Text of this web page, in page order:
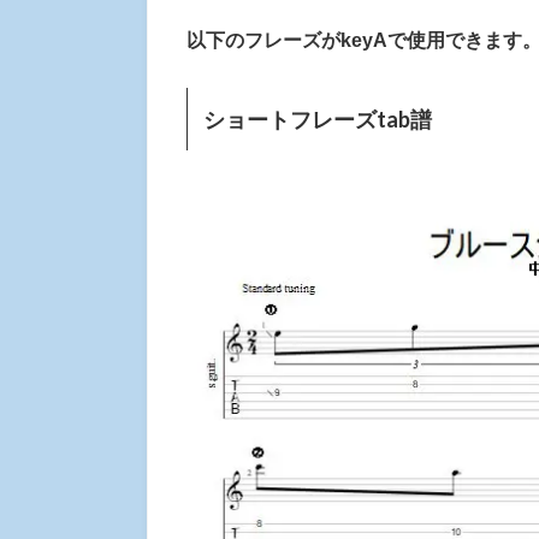
以下のフレーズがkeyAで使用できます
ショートフレーズtab譜